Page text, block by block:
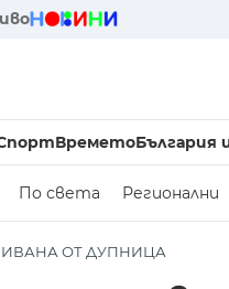
ВреметоБългария
По света Регионални
ИВАНА ОТ ДУПНИЦА